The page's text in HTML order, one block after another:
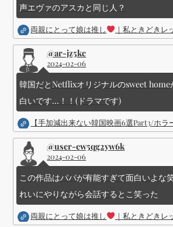
声エヴァのアスカと同じ人？
両親にとって娘は推し ｜私ときどき
@ar-jz5kc
2024-02-06
韓国だとNetflixオリジナルのsweet home
白いです...！！(ドラマです)
【手加減出来ない韓国映画6選Part3/ホ
@user-ew5qg2yw6k
2024-02-06
この作品はパパが有能すぎて面白いよな
れいにやりながら会話するとこ笑った
両親にとって娘は推し ｜私ときどき